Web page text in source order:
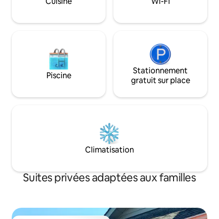
des chutes. Plus
Espace très
Piscine
Stationnement
gratuit sur place
Climatisation
Suites privées adaptées aux familles